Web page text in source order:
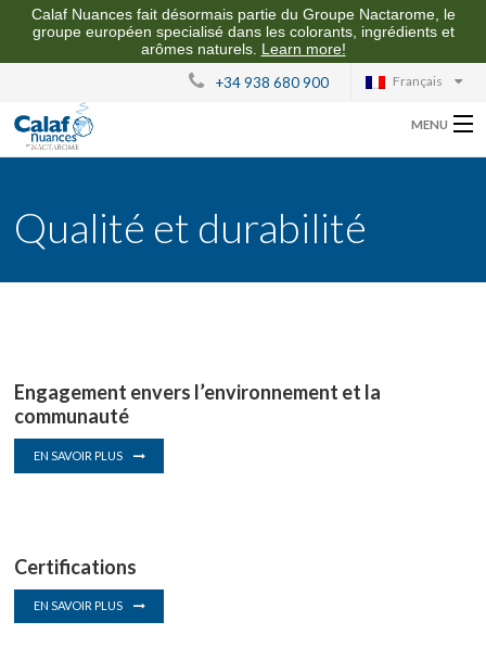
Calaf Nuances fait désormais partie du Groupe Nactarome, le
groupe européen specialisé dans les colorants, ingrédients et
arômes naturels. Learn more!
Français
+34 938 680 900
MENU
NOS ARÔMES
QUALITÉ ET DURABILITÉ
Qualité et durabilité
Engagement envers l’environnement et la
communauté
EN SAVOIR PLUS
Certifications
EN SAVOIR PLUS